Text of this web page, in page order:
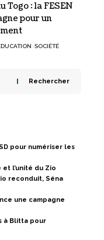
Togo : la FESEN
pour un
SOCIÉTÉ
Rechercher
pour numériser les
l’unité du Zio
reconduit, Séna
une campagne
à Blitta pour